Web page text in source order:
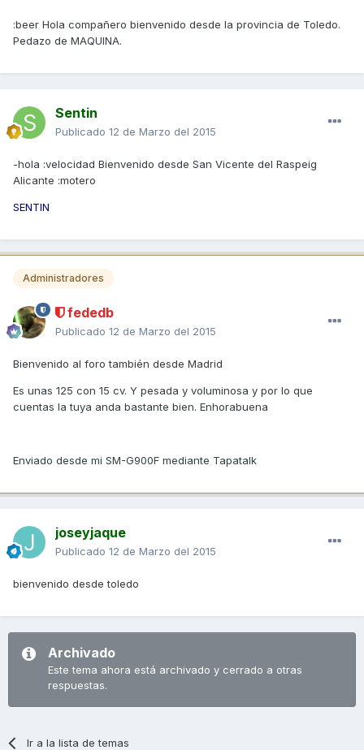
:beer Hola compañero bienvenido desde la provincia de Toledo.
Pedazo de MAQUINA.
Sentin
Publicado 12 de Marzo del 2015
-hola :velocidad Bienvenido desde San Vicente del Raspeig
Alicante :motero
SENTIN
Administradores
fededb
Publicado 12 de Marzo del 2015
Bienvenido al foro también desde Madrid
Es unas 125 con 15 cv. Y pesada y voluminosa y por lo que
cuentas la tuya anda bastante bien. Enhorabuena
Enviado desde mi SM-G900F mediante Tapatalk
joseyjaque
Publicado 12 de Marzo del 2015
bienvenido desde toledo
Archivado
Este tema ahora está archivado y cerrado a otras
respuestas.
Ir a la lista de temas